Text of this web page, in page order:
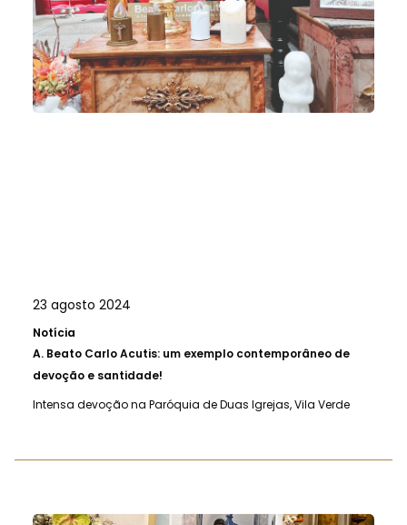
23 agosto 2024
Notícia
A. Beato Carlo Acutis: um exemplo contemporâneo de
devoção e santidade!
Intensa devoção na Paróquia de Duas Igrejas, Vila Verde